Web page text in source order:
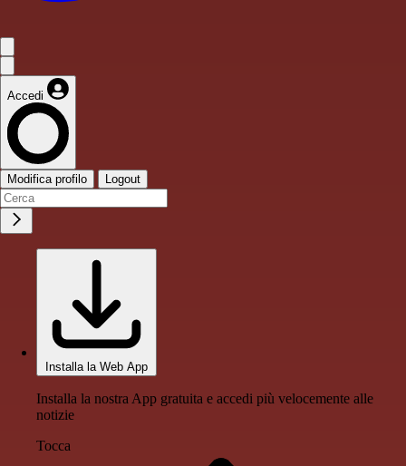
Accedi
Modifica profilo Logout
Installa la Web App
Installa la nostra App gratuita e accedi più velocemente alle
notizie
Tocca